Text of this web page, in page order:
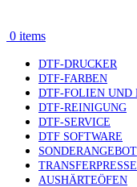
0 items
DTF-DRUCKER
DTF-FARBEN
DTF-FOLIEN UND
DTF-REINIGUNG
DTF-SERVICE
DTF SOFTWARE
SONDERANGEBOT
AUSHÄRTEÖFEN